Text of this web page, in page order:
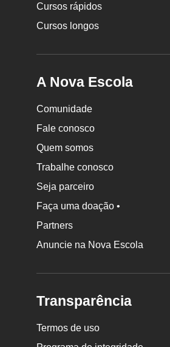
Cursos rápidos
Cursos longos
A Nova Escola
Comunidade
Fale conosco
Quem somos
Trabalhe conosco
Seja parceiro
Faça uma doação •
Partners
Anuncie na Nova Escola
Transparência
Termos de uso